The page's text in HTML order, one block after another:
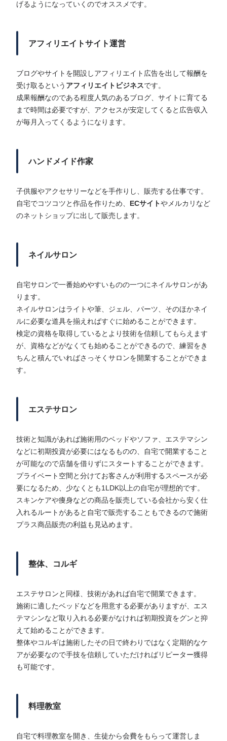
げるようになっていくのでオススメです。
アフィリエイトサイト運営
ブログやサイトを開設しアフィリエイト広告を出して報酬を
受け取るという アフィリエイトビジネスです。
成果報酬なのである程度人気のあるブログ、サイトに育てる
まで時間は必要ですが、アクセスが安定してくると広告収入
が毎月入ってくるようになります。
ハンドメイド作家
子供服やアクセサリーなどを手作りし、販売する仕事です。
自宅でコツコツと作品を作りため、
ECサイトやメルカリなど
のネットショップに出して販売します。
ネイルサロン
自宅サロンで一番始めやすいものの一つにネイルサロンがあ
ります。
ネイルサロンはライトや筆、ジェル、パーツ、そのほかネイ
ルに必要な道具を揃えればすぐに始めることができます。
検定の資格を取得しているとより技術を信頼してもらえます
が、資格などがなくても始めることができるので、練習をき
ちんと積んでいればさっそくサロンを開業することができま
す。
エステサロン
技術と知識があれば施術用のベッドやソファ、エステマシン
などに初期投資が必要にはなるものの、自宅で開業すること
が可能なので店舗を借りずにスタートすることができます。
プライベート空間と分けてお客さんが利用するスペースが必
要になるため、少なくとも1LDK以上の自宅が理想的です。
スキンケアや痩身などの商品を販売している会社から安く仕
入れるルートがあると自宅で販売することもできるので施術
プラス商品販売の利益も見込めます。
整体、コルギ
エステサロンと同様、技術があれば自宅で開業できます。
施術に適したベッドなどを用意する必要がありますが、エス
テマシンなど取り入れる必要がなければ初期投資をグンと抑
えて始めることができます。
整体やコルギは施術したその日で終わりではなく定期的なケ
アが必要なので手技を信頼していただければリピーター獲得
も可能です。
料理教室
自宅で料理教室を開き、生徒から会費をもらって運営しま